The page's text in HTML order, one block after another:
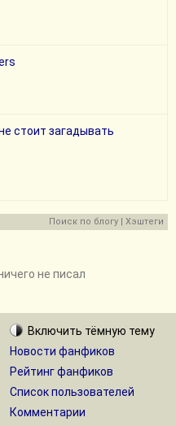
стоит загадывать
Поиск по блогу | Хэштеги
не писал
Включить тёмную тему
Новости фанфиков
Рейтинг фанфиков
Список пользователей
Комментарии